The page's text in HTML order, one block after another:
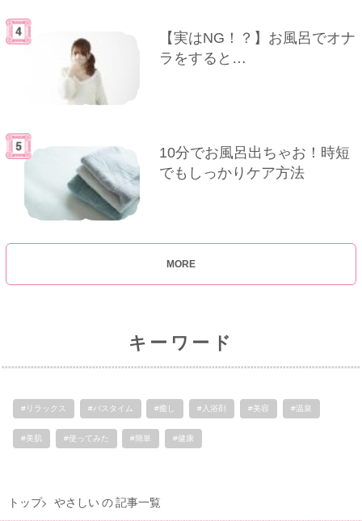
【実はNG！？】お風呂でオナ
ラをすると…
10分でお風呂出ちゃお！時短
でもしっかりケア方法
MORE
キーワード
#リラックス #バスタイム #癒し #入浴剤 #美容 #温泉
#美肌 #使ってみた #簡単 #健康
トップ やさしい の 記事一覧